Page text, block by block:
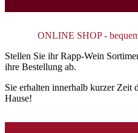
ONLINE SHOP -
Stellen Sie ihr Rapp-Wein
ihre Bestellung ab.
Sie erhalten innerhalb kurzer Zeit
Hause!